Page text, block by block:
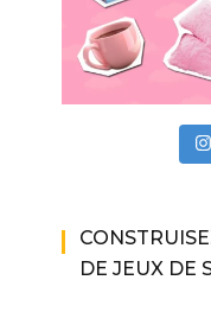
DE JEUX DE